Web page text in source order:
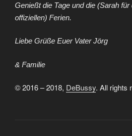
Genießt die Tage und die (Sarah
offiziellen) Ferien.
Liebe Grüße Euer Vater Jörg
& Familie
© 2016 – 2018, DeBussy. All rights